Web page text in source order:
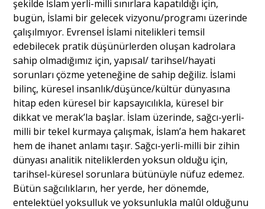
şekilde İslam yerli-milli sınırlara kapatıldığı için,
bugün, İslami bir gelecek vizyonu/programı üzerinde
çalışılmıyor. Evrensel İslami nitelikleri temsil
edebilecek pratik düşünürlerden oluşan kadrolara
sahip olmadığımız için, yapısal/ tarihsel/hayati
sorunları çözme yeteneğine de sahip değiliz. İslami
bilinç, küresel insanlık/düşünce/kültür dünyasına
hitap eden küresel bir kapsayıcılıkla, küresel bir
dikkat ve merak’la başlar. İslam üzerinde, sağcı-yerli-
milli bir tekel kurmaya çalışmak, İslam’a hem hakaret
hem de ihanet anlamı taşır. Sağcı-yerli-milli bir zihin
dünyası analitik niteliklerden yoksun olduğu için,
tarihsel-küresel sorunlara bütünüyle nüfuz edemez.
Bütün sağcılıkların, her yerde, her dönemde,
entelektüel yoksulluk ve yoksunlukla malûl olduğunu